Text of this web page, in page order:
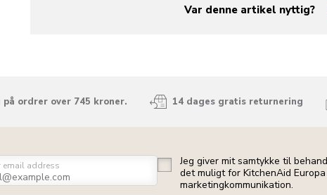
Var denne artikel nyttig?
yes
no
ordrer over 745 kroner. 14 dages gratis returnering
email address
Jeg giver mit samtykke til
det muligt for KitchenAid
marketingkommunikation.